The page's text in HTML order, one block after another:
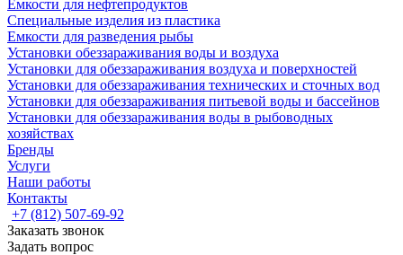
Емкости для нефтепродуктов
Специальные изделия из пластика
Емкости для разведения рыбы
Установки обеззараживания воды и воздуха
Установки для обеззараживания воздуха и поверхностей
Установки для обеззараживания технических и сточных вод
Установки для обеззараживания питьевой воды и бассейнов
Установки для обеззараживания воды в рыбоводных
хозяйствах
Бренды
Услуги
Наши работы
Контакты
+7 (812) 507-69-92
Заказать звонок
Задать вопрос